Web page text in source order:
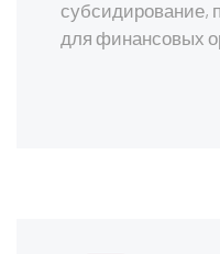
субсидирование,
для финансовых